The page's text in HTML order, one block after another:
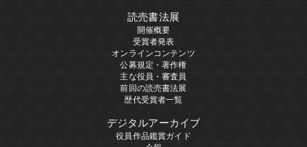
読売書法展
開催概要
受賞者発表
オンラインコンテンツ
公募規定・著作権
主な役員・審査員
前回の読売書法展
歴代受賞者一覧
デジタルアーカイブ
役員作品鑑賞ガイド